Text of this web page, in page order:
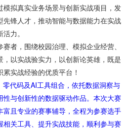
拟真实业务场景与创新实战项目，发
锋人才，推动智能与数据能力在实战
力。
，围绕校园治理、模拟企业经营、
以实战验实力，以创新论英雄，既是
实战经验的优质平台！
代码及AI工具组合，依托数据洞察与
与创新性的数据驱动作品。本次大赛
且专业的赛事辅导，全程为参赛选手
关工具、提升实战技能，顺利参与赛